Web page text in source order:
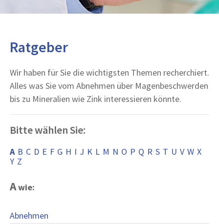
Ratgeber
Wir haben für Sie die wichtigsten Themen recherchiert.
Alles was Sie vom Abnehmen über Magenbeschwerden
bis zu Mineralien wie Zink interessieren könnte.
Bitte wählen Sie:
A B C D E F G H I J K L M N O P Q R S T U V W X
Y Z
Awie:
Abnehmen